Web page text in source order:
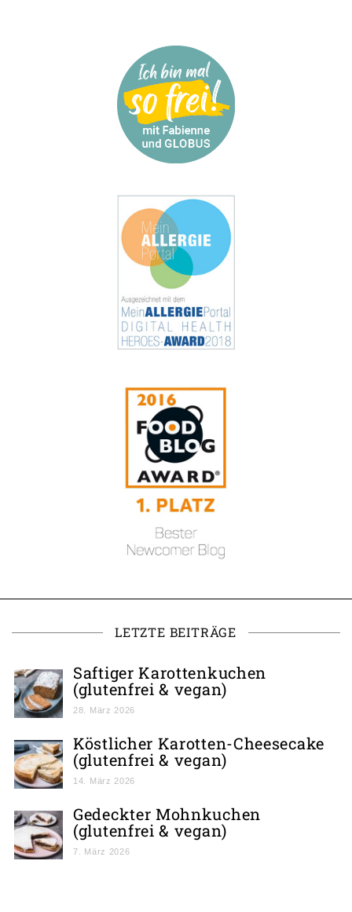
LETZTE BEITRÄGE
Saftiger Karottenkuchen
(glutenfrei & vegan)
28. März 2026
Köstlicher Karotten-Cheesecake
(glutenfrei & vegan)
14. März 2026
Gedeckter Mohnkuchen
(glutenfrei & vegan)
7. März 2026